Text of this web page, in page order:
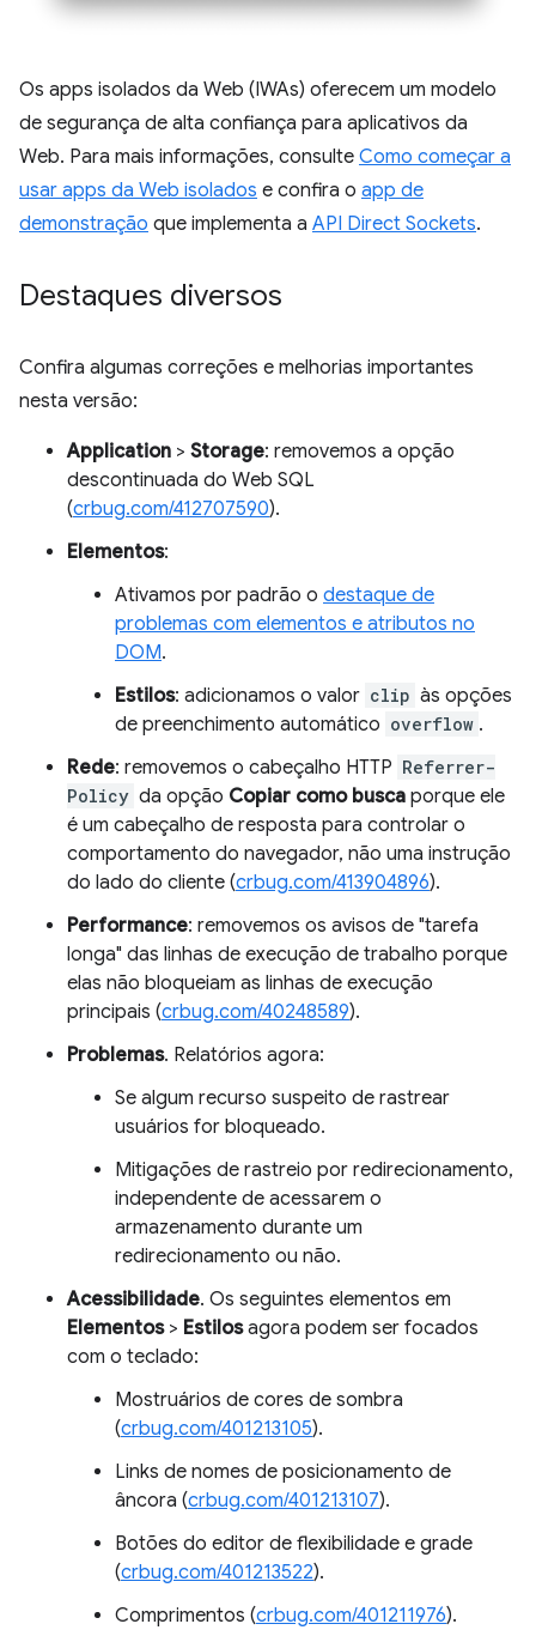
Os apps isolados da Web (IWAs) oferecem um modelo
de segurança de alta confiança para aplicativos da
Web. Para mais informações, consulte Como começar a
usar apps da Web isolados e confira o app de
demonstração que implementa a API Direct Sockets.
Destaques diversos
Confira algumas correções e melhorias importantes
nesta versão:
Application > Storage: removemos a opção
descontinuada do Web SQL
(crbug.com/412707590).
Elementos:
Ativamos por padrão o destaque de
problemas com elementos e atributos no
DOM.
Estilos: adicionamos o valor clip às opções
de preenchimento automático overflow .
Rede: removemos o cabeçalho HTTP Referrer-
Policy da opção Copiar como busca porque ele
é um cabeçalho de resposta para controlar o
comportamento do navegador, não uma instrução
do lado do cliente (crbug.com/413904896).
Performance: removemos os avisos de "tarefa
longa" das linhas de execução de trabalho porque
elas não bloqueiam as linhas de execução
principais (crbug.com/40248589).
Problemas. Relatórios agora:
Se algum recurso suspeito de rastrear
usuários for bloqueado.
Mitigações de rastreio por redirecionamento,
independente de acessarem o
armazenamento durante um
redirecionamento ou não.
Acessibilidade. Os seguintes elementos em
Elementos> Estilosagora podem ser focados
com o teclado:
Mostruários de cores de sombra
(crbug.com/401213105).
Links de nomes de posicionamento de
âncora (crbug.com/401213107).
Botões do editor de flexibilidade e grade
(crbug.com/401213522).
Comprimentos (crbug.com/401211976).